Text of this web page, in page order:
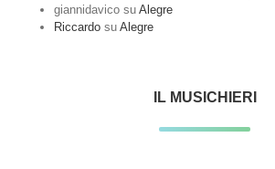
giannidavico suAlegre
Riccardo suAlegre
IL MUSICHIERI